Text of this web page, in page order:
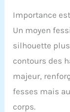
Importance
Un moyen
silhouette
contours des
majeur,
fesses mais
corps.